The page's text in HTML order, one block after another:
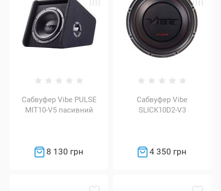
Сабвуфер Vibe PULSE
MIT10-V5 пасивний
8 130 грн
Сабвуфер Vibe
SLICK10D2-V3
4 350 грн